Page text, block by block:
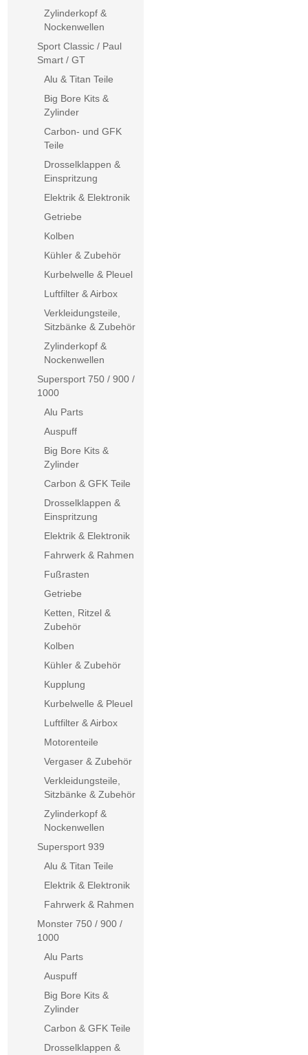
Zylinderkopf &
Nockenwellen
Sport Classic / Paul
Smart / GT
Alu & Titan Teile
Big Bore Kits &
Zylinder
Carbon- und GFK
Teile
Drosselklappen &
Einspritzung
Elektrik & Elektronik
Getriebe
Kolben
Kühler & Zubehör
Kurbelwelle & Pleuel
Luftfilter & Airbox
Verkleidungsteile,
Sitzbänke & Zubehör
Zylinderkopf &
Nockenwellen
Supersport 750 / 900 /
1000
Alu Parts
Auspuff
Big Bore Kits &
Zylinder
Carbon & GFK Teile
Drosselklappen &
Einspritzung
Elektrik & Elektronik
Fahrwerk & Rahmen
Fußrasten
Getriebe
Ketten, Ritzel &
Zubehör
Kolben
Kühler & Zubehör
Kupplung
Kurbelwelle & Pleuel
Luftfilter & Airbox
Motorenteile
Vergaser & Zubehör
Verkleidungsteile,
Sitzbänke & Zubehör
Zylinderkopf &
Nockenwellen
Supersport 939
Alu & Titan Teile
Elektrik & Elektronik
Fahrwerk & Rahmen
Monster 750 / 900 /
1000
Alu Parts
Auspuff
Big Bore Kits &
Zylinder
Carbon & GFK Teile
Drosselklappen &